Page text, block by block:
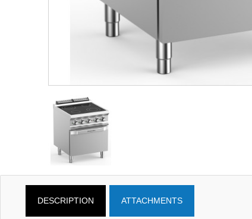
DESCRIPTION ATTACHMENTS